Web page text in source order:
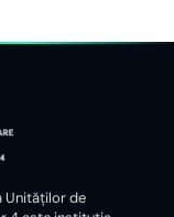
Unităților de